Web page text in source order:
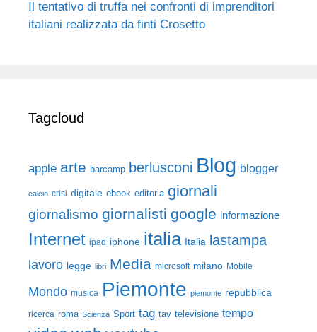
Il tentativo di truffa nei confronti di imprenditori
italiani realizzata da finti Crosetto
Tagcloud
apple arte barcamp berlusconi Blog blogger
calcio crisi digitale ebook editoria giornali
giornalismo giornalisti google informazione
Internet ipad iphone italia Italia lastampa
lavoro legge libri Media microsoft milano Mobile
Mondo musica Piemonte piemonte repubblica
ricerca roma Scienza Sport tag tav televisione tempo